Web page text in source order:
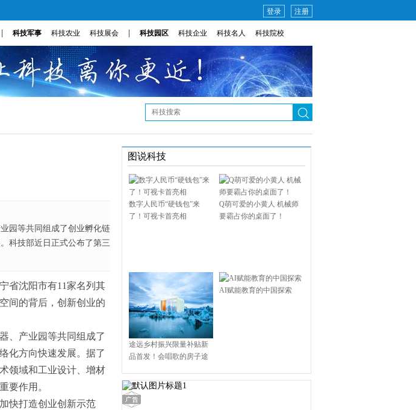
注册
登录
科技军事 科技农业 科技展会 科技园区 科技企业 科技名人 科技院校
园等共同组成了创业孵化链
科技部近日正式公布了第三
省沈阳市有11家名列其
间的背后，创新创业的
、产业园等共同组成了
化方向快速发展。据了
领域和工业设计、增材
要作用。
快打造创业创新示范
图说科技
数字人民币“硬钱包”来
了！可视卡首亮相
Q萌可爱的小黄人 机械师
要霸占你的桌面了！
途远乡村振兴限量补贴新
品首发！会唱歌的房子途
AI赋能教育的中国探索